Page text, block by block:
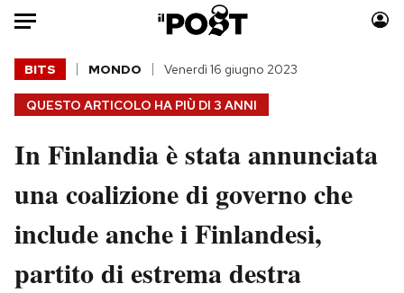
Auto
HOME
Italia
Politica
Tecnologia
Scienza
Moda
Consumismi
Storie/Idee
Media
QUESTO ARTICOLO HA PIÙ DI 3 ANNI
BITS MONDO Venerdì 16 giugno 2023
In Finlandia è stata annunciata
una coalizione di governo che
include anche i Finlandesi,
partito di estrema destra